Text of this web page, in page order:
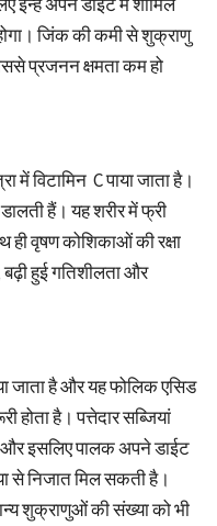
जिंक की कमी से शुक्राणु
प्रजनन क्षमता कम हो
में विटामिन C पाया जाता है।
हैं। यह शरीर में फ्री
वृषण कोशिकाओं की रक्षा
हुई गतिशीलता और
जाता है और यह फोलिक एसिड
है। पत्तेदार सब्जियां
और इसलिए पालक अपने डाईट
निजात मिल सकती है।
शुक्राणुओं की संख्या को भी